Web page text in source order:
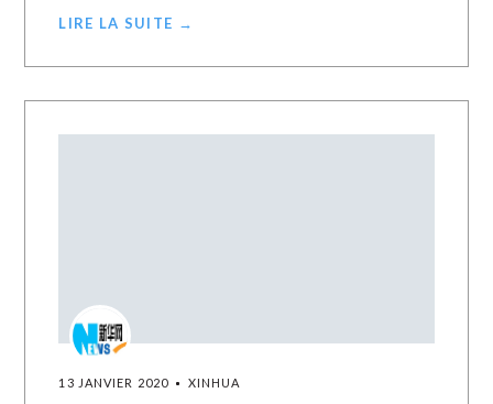
LIRE LA SUITE →
13 JANVIER 2020 XINHUA